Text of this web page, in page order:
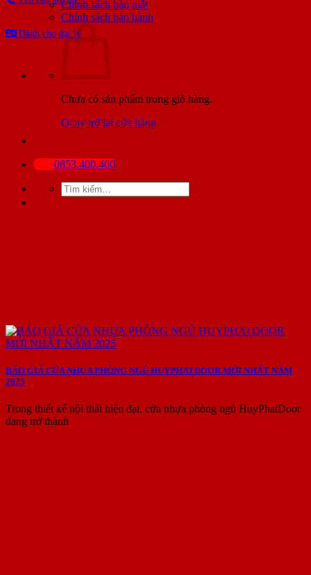
Chính sách bảo mật
Chính sách bảo hành
Chưa có sản phẩm trong giỏ hàng.
Quay trở lại cửa hàng
0853.400.400
Tìm
kiếm:
Dành cho đại lý
BÀI VIẾT MỚI NHẤT
BÁO GIÁ CỬA NHỰA PHÒNG NGỦ HUYPHATDOOR MỚI NHẤT NĂM
2025
Trong thiết kế nội thất hiện đại, cửa nhựa phòng ngủ HuyPhatDoor
đang trở thành